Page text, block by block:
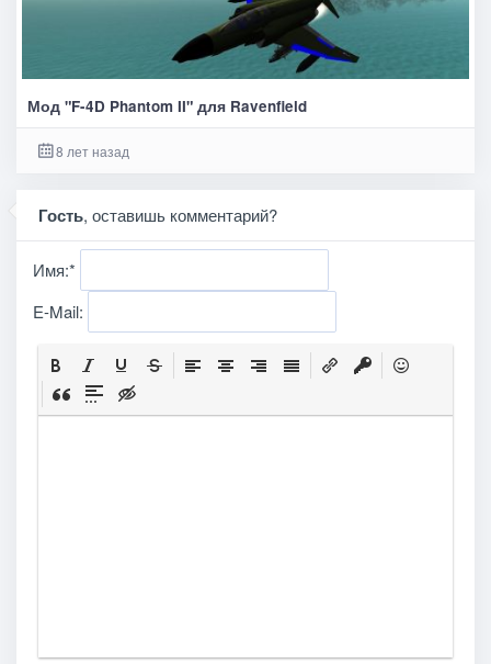
Мод "F-4D Phantom II" для Ravenfield
8 лет назад
Гость, оставишь комментарий?
Имя:*
E-Mail: